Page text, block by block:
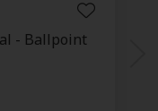
- Ballpoint